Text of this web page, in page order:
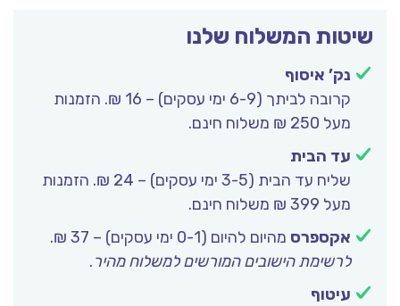
שיטות המשלוח שלנו
נק’ איסוף
קרובה לביתך (6-9 ימי עסקים) – 16 ₪. הזמנות
מעל 250 ₪ משלוח חינם.
עד הבית
שליח עד הבית (3-5 ימי עסקים) – 24 ₪. הזמנות
מעל 399 ₪ משלוח חינם.
אקספרס מהיום להיום (0-1 ימי עסקים) – 37 ₪.
לרשימת הישובים המורשים למשלוח מהיר.
עיטוף